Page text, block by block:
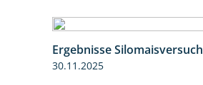
Ergebnisse
30.11.2025